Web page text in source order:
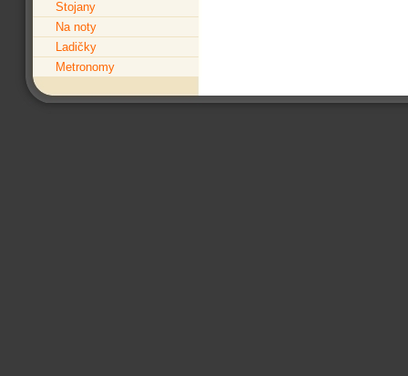
Stojany
Na noty
Ladičky
Metronomy